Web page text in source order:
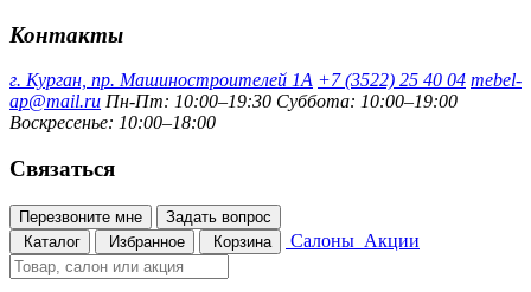
Контакты
г. Курган, пр. Машиностроителей 1А +7 (3522) 25 40 04 mebel-
ap@mail.ru Пн-Пт: 10:00–19:30 Суббота: 10:00–19:00
Воскресенье: 10:00–18:00
Связаться
Перезвоните мне
Задать вопрос
Каталог
Избранное Корзина Салоны Акции